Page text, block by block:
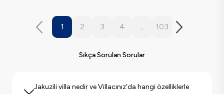
1 2 3 4 .. 103
Sıkça Sorulan Sorular
Jakuzili villa nedir ve Villacınız’da hangi özelliklerle